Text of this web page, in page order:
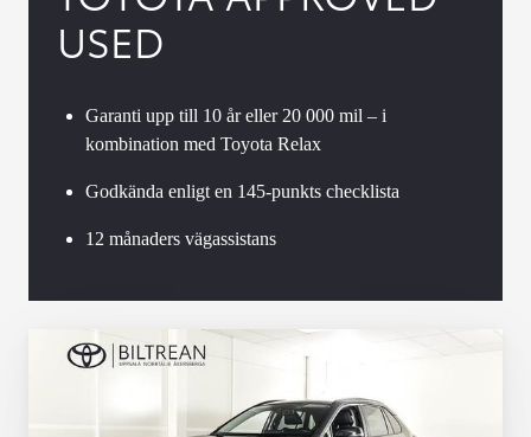
USED
Garanti upp till 10 år eller 20 000 mil – i
kombination med Toyota Relax
Godkända enligt en 145-punkts checklista
12 månaders vägassistans